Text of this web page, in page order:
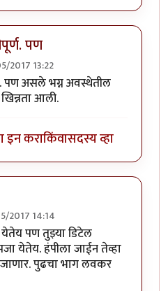
पण
2017 13:22
पण असले भग्न अवस्थेतील
आली.
इन कराकिंवासदस्य व्हा
2017 14:14
पण तुझ्या डिटेल
येतेय. हंपीला जाईन तेव्हा
पुढचा भाग लवकर